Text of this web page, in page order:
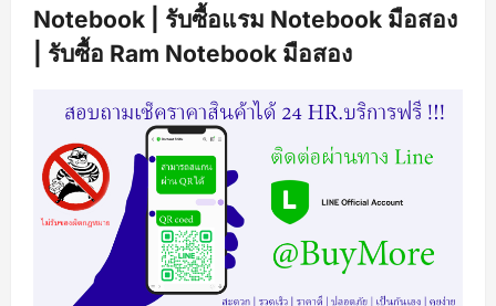
Notebook | รับซื้อแรม Notebook มือสอง
| รับซื้อ Ram Notebook มือสอง